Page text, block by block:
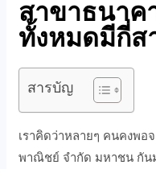
สาขาธนา
ทั้งหมดมีกี่ส
สารบัญ
เราคิดว่าหลายๆ คนคงพอ
พาณิชย์ จำกัด มหาชน กัน